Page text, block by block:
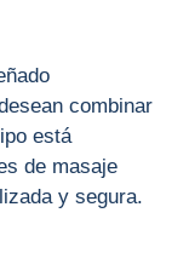
combinar
está
de masaje
y segura.